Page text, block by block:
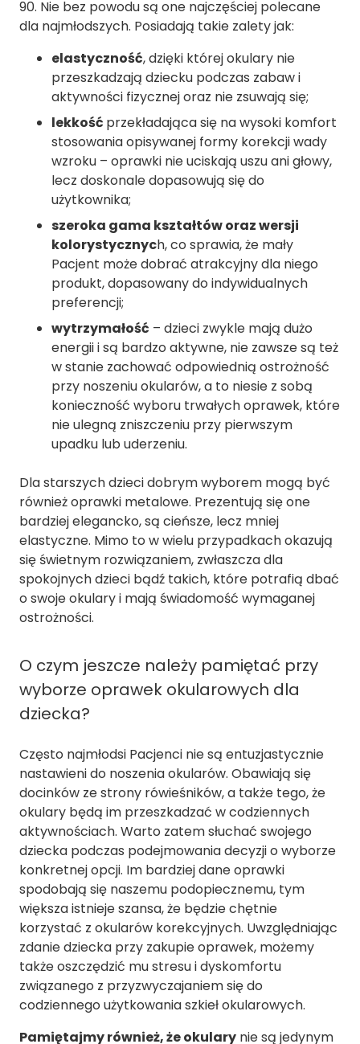
90. Nie bez powodu są one najczęściej polecane
dla najmłodszych. Posiadają takie zalety jak:
elastyczność, dzięki której okulary nie
przeszkadzają dziecku podczas zabaw i
aktywności fizycznej oraz nie zsuwają się;
lekkość przekładająca się na wysoki komfort
stosowania opisywanej formy korekcji wady
wzroku – oprawki nie uciskają uszu ani głowy,
lecz doskonale dopasowują się do
użytkownika;
szeroka gama kształtów oraz wersji
kolorystycznych, co sprawia, że mały
Pacjent może dobrać atrakcyjny dla niego
produkt, dopasowany do indywidualnych
preferencji;
wytrzymałość – dzieci zwykle mają dużo
energii i są bardzo aktywne, nie zawsze są też
w stanie zachować odpowiednią ostrożność
przy noszeniu okularów, a to niesie z sobą
konieczność wyboru trwałych oprawek, które
nie ulegną zniszczeniu przy pierwszym
upadku lub uderzeniu.
Dla starszych dzieci dobrym wyborem mogą być
również oprawki metalowe. Prezentują się one
bardziej elegancko, są cieńsze, lecz mniej
elastyczne. Mimo to w wielu przypadkach okazują
się świetnym rozwiązaniem, zwłaszcza dla
spokojnych dzieci bądź takich, które potrafią dbać
o swoje okulary i mają świadomość wymaganej
ostrożności.
O czym jeszcze należy pamiętać przy
wyborze oprawek okularowych dla
dziecka?
Często najmłodsi Pacjenci nie są entuzjastycznie
nastawieni do noszenia okularów. Obawiają się
docinków ze strony rówieśników, a także tego, że
okulary będą im przeszkadzać w codziennych
aktywnościach. Warto zatem słuchać swojego
dziecka podczas podejmowania decyzji o wyborze
konkretnej opcji. Im bardziej dane oprawki
spodobają się naszemu podopiecznemu, tym
większa istnieje szansa, że będzie chętnie
korzystać z okularów korekcyjnych. Uwzględniając
zdanie dziecka przy zakupie oprawek, możemy
także oszczędzić mu stresu i dyskomfortu
związanego z przyzwyczajaniem się do
codziennego użytkowania szkieł okularowych.
Pamiętajmy również, że okulary nie są jedynym